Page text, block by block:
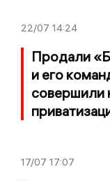
22/07 14:24
Продали
и его
совершили
17/07 17:07